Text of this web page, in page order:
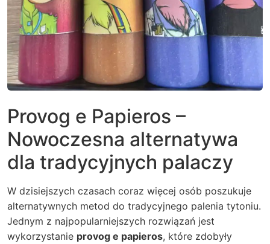
Provog e Papieros –
Nowoczesna alternatywa
dla tradycyjnych palaczy
W dzisiejszych czasach coraz więcej osób poszukuje
alternatywnych metod do tradycyjnego palenia tytoniu.
Jednym z najpopularniejszych rozwiązań jest
wykorzystanie provog e papieros, które zdobyły